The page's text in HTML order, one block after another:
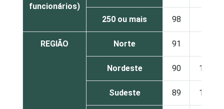
funcionários)
250 ou mais 98
REGIÃO Norte 91
Nordeste 90 10
Sudeste 89 11